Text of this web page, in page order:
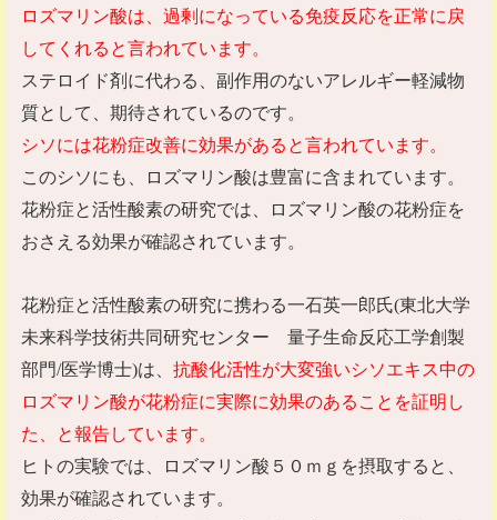
ロズマリン酸は、過剰になっている免疫反応を正常に戻
してくれると言われています。
ステロイド剤に代わる、副作用のないアレルギー軽減物
質として、期待されているのです。
シソには花粉症改善に効果があると言われています。
このシソにも、ロズマリン酸は豊富に含まれています。
花粉症と活性酸素の研究では、ロズマリン酸の花粉症を
おさえる効果が確認されています。
花粉症と活性酸素の研究に携わる一石英一郎氏(東北大学
未来科学技術共同研究センター 量子生命反応工学創製
部門/医学博士)は、 抗酸化活性が大変強いシソエキス中の
ロズマリン酸が花粉症に実際に効果のあることを証明し
た、と報告しています。
ヒトの実験では、ロズマリン酸５０ｍｇを摂取すると、
効果が確認されています。